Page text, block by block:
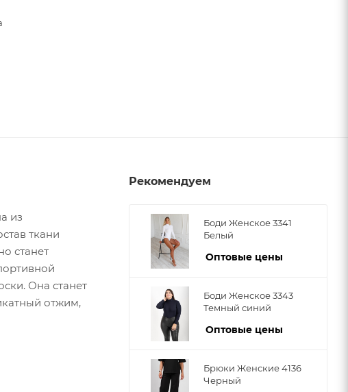
из
ткани
станет
Она станет
отжим,
Рекомендуем
Боди Женское 3341
Белый
Оптовые цены
Боди Женское 3343
Темный синий
Оптовые цены
Брюки Женские 4136
Черный